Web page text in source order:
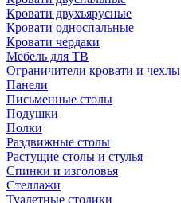
Кровати двухъярусные
Кровати односпальные
Кровати чердаки
Мебель для ТВ
Ограничители кровати и чехлы
Панели
Письменные столы
Подушки
Полки
Раздвижные столы
Растущие столы и стулья
Спинки и изголовья
Стеллажи
Туалетные столики